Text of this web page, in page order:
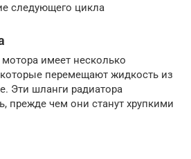
следующего цикла
имеет несколько
перемещают жидкость из
Эти шланги радиатора
прежде чем они станут хрупкими